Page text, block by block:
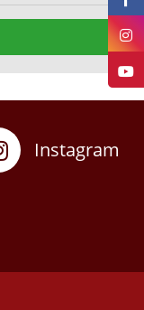
Instagram